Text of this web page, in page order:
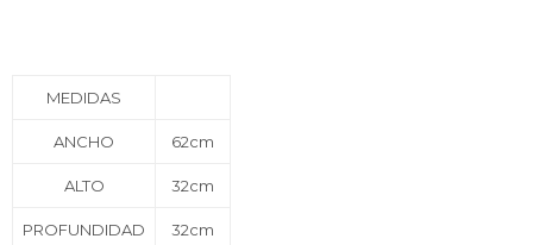
MEDIDAS
ANCHO 62cm
ALTO 32cm
PROFUNDIDAD 32cm